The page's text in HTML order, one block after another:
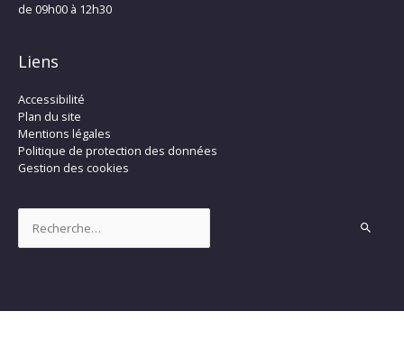
de 09h00 à 12h30
Liens
Accessibilité
Plan du site
Mentions légales
Politique de protection des données
Gestion des cookies